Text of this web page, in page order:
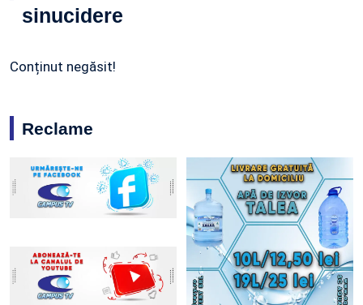
sinucidere
Conținut negăsit!
Reclame